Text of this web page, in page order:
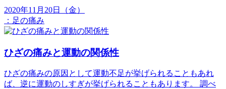
2020年11月20日（金）
： 足の痛み
ひざの痛みと運動の関係性
ひざの痛みの原因として運動不足が挙げられることもあれ
ば、逆に運動のしすぎが挙げられることもあります。 調べ